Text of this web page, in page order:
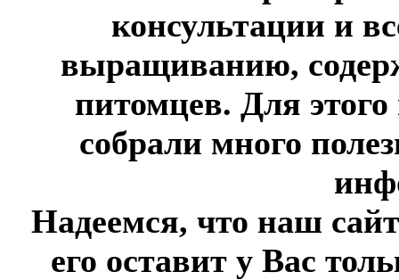
консультации и
выращиванию,
питомцев. Для
собрали много
Надеемся, что наш
его оставит у Вас